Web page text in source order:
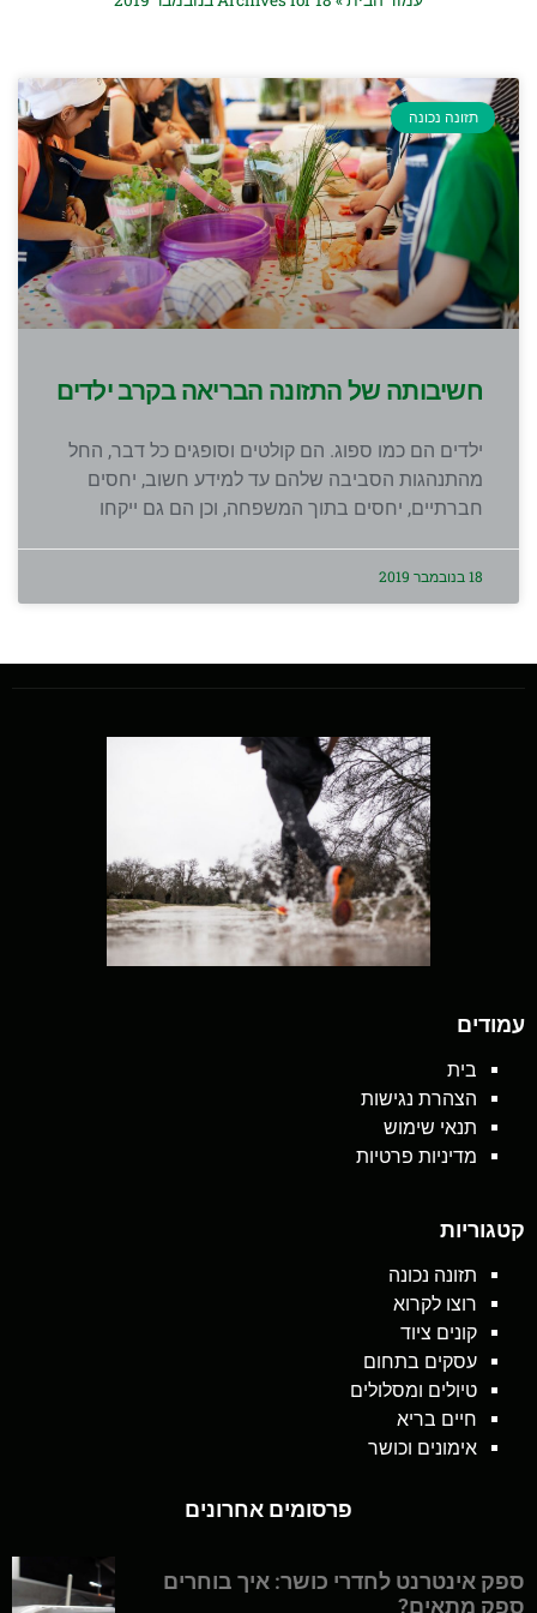
תזונה נכונה
חשיבותה של התזונה הבריאה בקרב ילדים
ילדים הם כמו ספוג. הם קולטים וסופגים כל דבר, החל
מהתנהגות הסביבה שלהם עד למידע חשוב, יחסים
חברתיים, יחסים בתוך המשפחה, וכן הם גם ייקחו
18 בנובמבר 2019
עמודים
בית
הצהרת נגישות
תנאי שימוש
מדיניות פרטיות
קטגוריות
תזונה נכונה
רוצו לקרוא
קונים ציוד
עסקים בתחום
טיולים ומסלולים
חיים בריא
אימונים וכושר
פרסומים אחרונים
ספק אינטרנט לחדרי כושר: איך בוחרים
ספק מתאים?